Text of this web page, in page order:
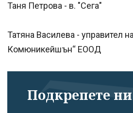
Таня Петрова - в. "Сега"
Татяна Василева - управител
Комюникейшън“ ЕООД
Подкрепете ни